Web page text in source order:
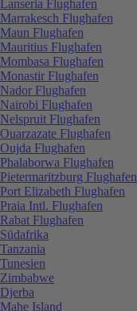
Lanseria Flughafen
Marrakesch Flughafen
Maun Flughafen
Mauritius Flughafen
Mombasa Flughafen
Monastir Flughafen
Nador Flughafen
Nairobi Flughafen
Nelspruit Flughafen
Ouarzazate Flughafen
Oujda Flughafen
Phalaborwa Flughafen
Pietermaritzburg Flughafen
Port Elizabeth Flughafen
Praia Intl. Flughafen
Rabat Flughafen
Südafrika
Tanzania
Tunesien
Zimbabwe
Djerba
Mahe Island